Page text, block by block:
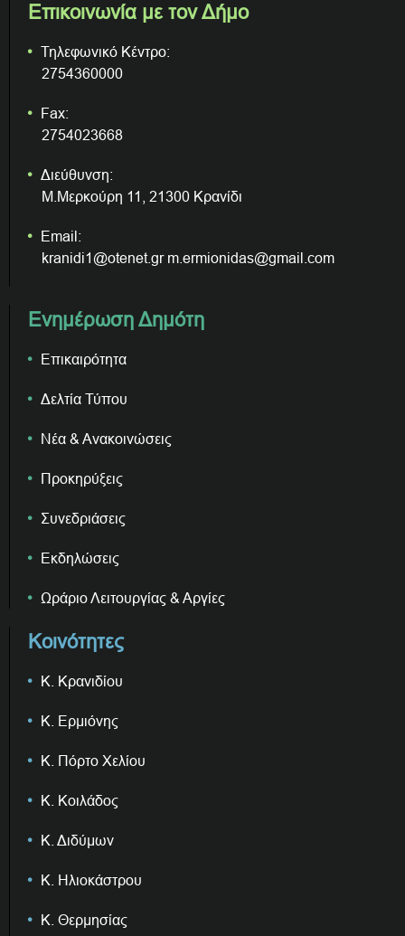
Επικοινωνία με τον Δήμο
Τηλεφωνικό Κέντρο:
2754360000
Fax:
2754023668
Διεύθυνση:
Μ.Μερκούρη 11, 21300 Κρανίδι
Email:
kranidi1@otenet.gr m.ermionidas@gmail.com
Ενημέρωση Δημότη
Επικαιρότητα
Δελτία Τύπου
Νέα & Ανακοινώσεις
Προκηρύξεις
Συνεδριάσεις
Εκδηλώσεις
Ωράριο Λειτουργίας & Αργίες
Κοινότητες
Κ. Κρανιδίου
Κ. Ερμιόνης
Κ. Πόρτο Χελίου
Κ. Κοιλάδος
Κ. Διδύμων
Κ. Ηλιοκάστρου
Κ. Θερμησίας